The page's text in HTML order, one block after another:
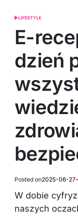
POSTED
LIFESTYLE
E-
dzień
Posted on2025-06-27
W dobie
naszych